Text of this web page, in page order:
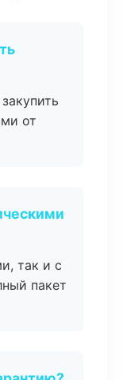
от
так и с
пакет